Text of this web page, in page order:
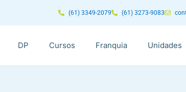
(61) 3349-2079 (61) 3273-9083
DP Cursos Franquia Unidades